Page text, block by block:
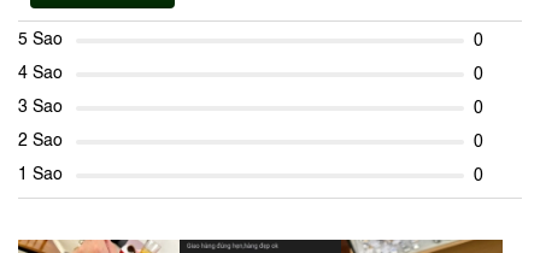
5 Sao
0
4 Sao
0
3 Sao
0
2 Sao
0
1 Sao
0